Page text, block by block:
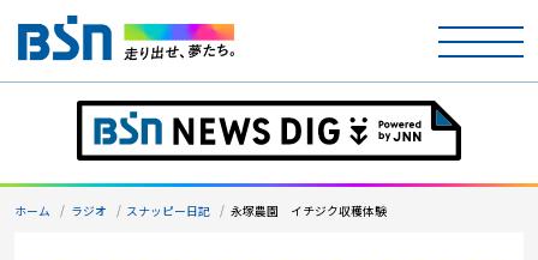
ホーム
テレビ
ホーム ラジオ スナッピー日記 永塚農園 イチジク収穫体験